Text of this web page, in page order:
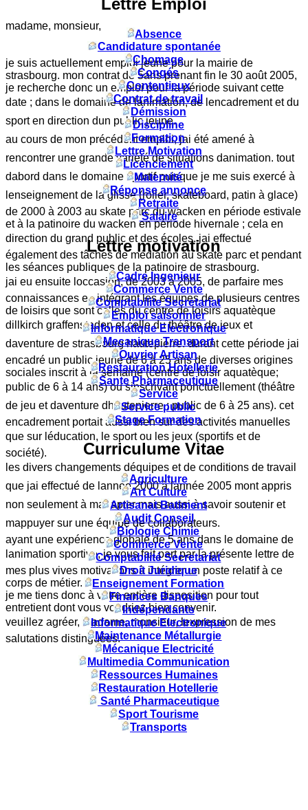
madame, monsieur,
je suis actuellement emploi jeune pour la mairie de
strasbourg. mon contrat de 5ans prenant fin le 30 août 2005,
je recherche donc un emploi pour la période suivant cette
date ; dans le domaine de lanimation, de lencadrement et du
sport en direction dun public jeune.
au cours de mon précédent emploi, jai été amené à
rencontrer une grande variété de situations danimation. tout
dabord dans le domaine sportif puisque je me suis exercé à
lenseignement de la glisse (roller, skateboard, patin à glace)
de 2000 à 2003 au skate parc du wacken en période estivale
et à la patinoire du wacken en période hivernale ; cela en
direction du grand public et des écoles. jai effectué
également des tâches de médiation au skate parc et pendant
les séances publiques de la patinoire de strasbourg.
jai eu ensuite loccasion, de 2003 à 2005, de parfaire mes
connaissances en intégrant les équipes de plusieurs centres
de loisirs que sont celles du centre de loisirs aquatèque
dillkirch graffenstaden et celle du théâtre de jeux et
daventure de strasbourg hautepierre. durant cette période jai
encadré un public jeune de 6 à 25 ans de diverses origines
sociales inscrit à la semaine (centre de loisir aquatèque;
public de 6 à 14 ans) ou sinscrivant ponctuellement (théâtre
de jeu et daventure dhautepierre ; public de 6 à 25 ans). cet
encadrement portait aussi bien sur des activités manuelles
que sur léducation, le sport ou les jeux (sportifs et de
société).
les divers changements déquipes et de conditions de travail
que jai effectué de lannée 2000 à lannée 2005 mont appris
non seulement à madapter mais aussi à savoir soutenir et
mappuyer sur une équipe de collaborateurs.
ayant une expérience globale de 5 ans dans le domaine de
lanimation sportive, je vous fait part par la présente lettre de
mes plus vives motivations à intégrer un poste relatif à ce
corps de métier.
je me tiens donc à vôtre entière disposition pour tout
entretient dont vous voudriez bien convenir.
veuillez agréer, madame, monsieur, lexpression de mes
salutations distinguées.
Absence
Candidature spontanée
Chomage
Congés
Contentieux
Contrat de travail
Démission
Discipline
Formation
Lettre Motivation
Licenciement
Maternité
Réponse annonce
Retraite
Salaire
Lettre motivation
Cadre Ingenieur
Commerce Vente
Comptabilite Secretariat
Emploi saisonnier
Informatique Electronique
Mecanique Transport
Ouvrier Artisan
Restauration Hotellerie
Sante Pharmaceutique
Service
Service public
Stage Formation
Curriculume Vitae
Agriculture
Art Culture
Artisanat Batiment
Audit Conseil
Biologie Chimie
Commerce Vente
Comptabilité Secretariat
Droit Juridique
Enseignement Formation
Finances Banques
Indépendants
Informatique Electronique
Maintenance Métallurgie
Mécanique Electricité
Multimedia Communication
Ressources Humaines
Restauration Hotellerie
Santé Pharmaceutique
Sport Tourisme
Transports